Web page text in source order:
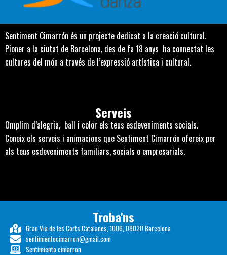
Sentiment Cimarrón és un projecte dedicat a la creació cultural.
Pioner a la ciutat de Barcelona, des de fa 18 anys ha connectat les
cultures del món a través de l’expressió artística i cultural.
Serveis
Omplim d’alegria, ball i color els teus esdeveniments socials.
Coneix els serveis i animacions que Sentiment Cimarrón ofereix per
als teus esdeveniments familiars, socials o empresarials.
Troba'ns
Gran Via de les Corts Catalanes, 1006, 08020 Barcelona
sentimientocimarron@gmail.com
Sentimiento cimarron